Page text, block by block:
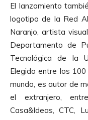
El lanzamiento
logotipo de la Red
Naranjo, artista
Departamento de
Tecnológica de la
Elegido entre los
mundo, es autor de
el extranjero,
Casa&Ideas, CTC,